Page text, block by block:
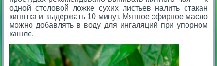
одной столовой ложке сухих листьев налить стакан
кипятка и выдержать 10 минут. Мятное эфирное масло
можно добавлять в воду для ингаляций при упорном
кашле.